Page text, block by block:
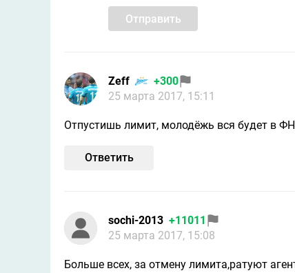
Отправить
Zeff
+300
25 марта 2017, 15:11
Отпустишь лимит, молодёжь вся будет в
Ответить
sochi-2013 +11011
25 марта 2017, 15:08
Больше всех, за отмену лимита,ратуют